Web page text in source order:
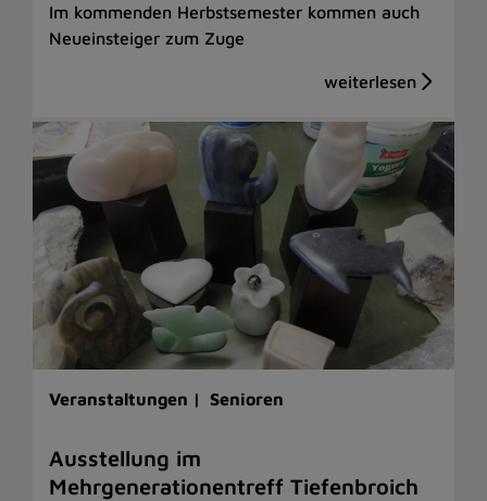
Im kommenden Herbstsemester kommen auch
Neueinsteiger zum Zuge
Veranstaltungen | Senioren
Ausstellung im
Mehrgenerationentreff Tiefenbroich